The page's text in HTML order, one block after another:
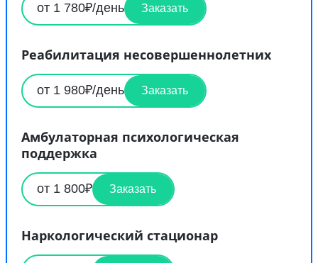
от 1 780₽/день Заказать
Реабилитация несовершеннолетних
от 1 980₽/день Заказать
Амбулаторная психологическая
поддержка
от 1 800₽ Заказать
Наркологический стационар